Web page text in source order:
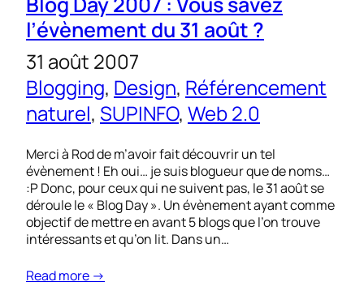
l’évènement du 31 août ?
31 août 2007
Blogging, Design, Référencement
naturel, SUPINFO, Web 2.0
Merci à Rod de m’avoir fait découvrir un tel
évènement ! Eh oui… je suis blogueur que de noms…
:P Donc, pour ceux qui ne suivent pas, le 31 août se
déroule le « Blog Day ». Un évènement ayant comme
objectif de mettre en avant 5 blogs que l’on trouve
intéressants et qu’on lit. Dans un…
Read more →